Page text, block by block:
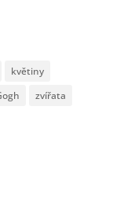
květiny
zvířata